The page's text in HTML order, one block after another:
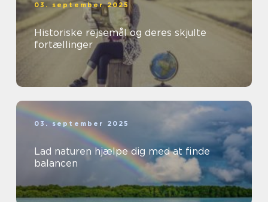
03. september 2025
Historiske rejsemål og deres skjulte
fortællinger
03. september 2025
Lad naturen hjælpe dig med at finde
balancen